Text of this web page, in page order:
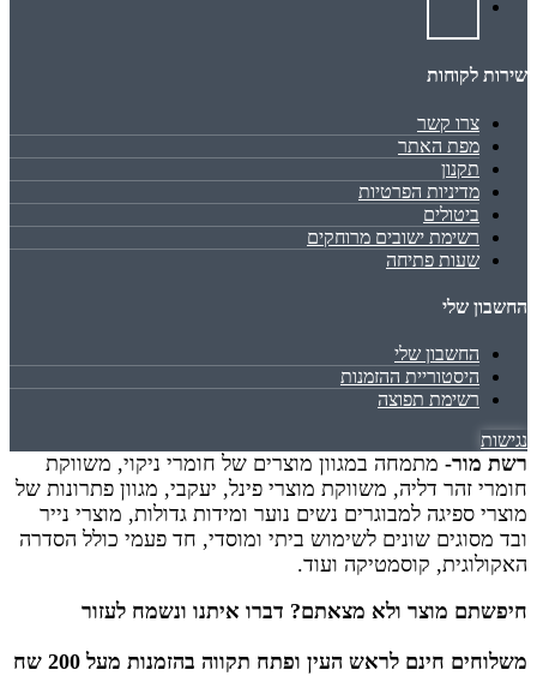
שירות לקוחות
צרו קשר
מפת האתר
תקנון
מדיניות הפרטיות
ביטולים
רשימת ישובים מרוחקים
שעות פתיחה
החשבון שלי
החשבון שלי
היסטוריית ההזמנות
רשימת תפוצה
נגישות
רשת מור- מתמחה במגוון מוצרים של חומרי ניקוי, משווקת
חומרי זהר דליה, משווקת מוצרי פינל, יעקבי, מגוון פתרונות של
מוצרי ספיגה למבוגרים נשים נוער ומידות גדולות, מוצרי נייר
ובד מסוגים שונים לשימוש ביתי ומוסדי, חד פעמי כולל הסדרה
האקולוגית, קוסמטיקה ועוד.
חיפשתם מוצר ולא מצאתם? דברו איתנו ונשמח לעזור
משלוחים חינם לראש העין ופתח תקווה בהזמנות מעל 200 שח